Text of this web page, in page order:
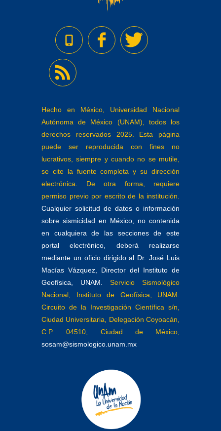
Hecho en México, Universidad Nacional
Autónoma de México (UNAM), todos los
derechos reservados 2025. Esta página
puede ser reproducida con fines no
lucrativos, siempre y cuando no se mutile,
se cite la fuente completa y su dirección
electrónica. De otra forma, requiere
permiso previo por escrito de la institución.
Cualquier solicitud de datos o información
sobre sismicidad en México, no contenida
en cualquiera de las secciones de este
portal electrónico, deberá realizarse
mediante un oficio dirigido al Dr. José Luis
Macías Vázquez, Director del Instituto de
Geofísica, UNAM.
Servicio Sismológico
Nacional, Instituto de Geofísica, UNAM.
Circuito de la Investigación Científica s/n,
Ciudad Universitaria, Delegación Coyoacán,
C.P. 04510, Ciudad de México,
sosam@sismologico.unam.mx